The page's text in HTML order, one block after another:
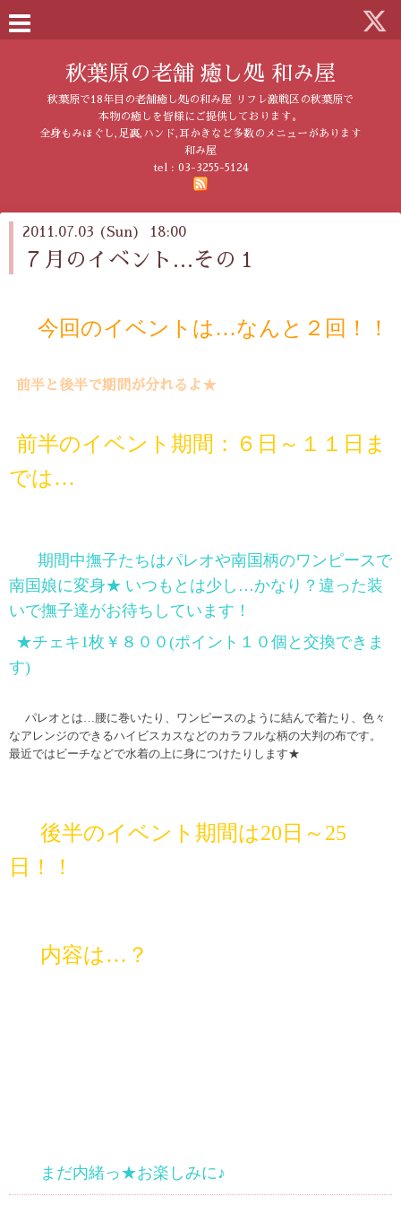
秋葉原の老舗 癒し処 和み屋
秋葉原で18年目の老舗癒し処の和み屋 リフレ激戦区の秋葉原で
本物の癒しを皆様にご提供しております。
全身もみほぐし,足裏,ハンド,耳かきなど多数のメニューがあります
和み屋
tel : 03-3255-5124
2011.07.03 (Sun) 18:00
７月のイベント…その１
今回のイベントは…なんと２回！！
前半と後半で期間が分れるよ★
前半のイベント期間： ６日～１１日ま
では…
期間中撫子たちはパレオや南国柄のワンピースで
南国娘に変身★ いつもとは少し…かなり？違った装
いで撫子達がお待ちしています！
★チェキ1枚￥８００ (ポイント１０個と交換できま
す)
パレオとは…腰に巻いたり、ワンピースのように結んで着たり、色々
なアレンジのできるハイビスカスなどのカラフルな柄の大判の布です。
最近ではビーチなどで水着の上に身につけたりします★
後半のイベント期間は20日～25
日！！
内容は…？
まだ内緒っ★お楽しみに♪